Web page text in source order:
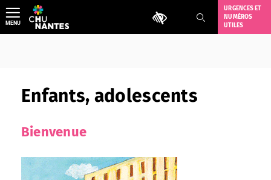
Aller
au
contenu
Outils d'accessibilité
URGENCES ET
NUMÉROS
UTILES
MENU
Enfants, adolescents
Bienvenue